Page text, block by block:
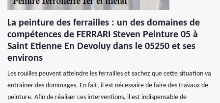
La peinture des ferrailles : un des domaines de
compétences de FERRARI Steven Peinture 05 à
Saint Etienne En Devoluy dans le 05250 et ses
environs
Les rouilles peuvent atteindre les ferrailles et sachez que cette situation va
entraîner des dommages. En fait, il est nécessaire de faire des travaux de
peinture. Afin de réaliser ces interventions, il est indispensable de